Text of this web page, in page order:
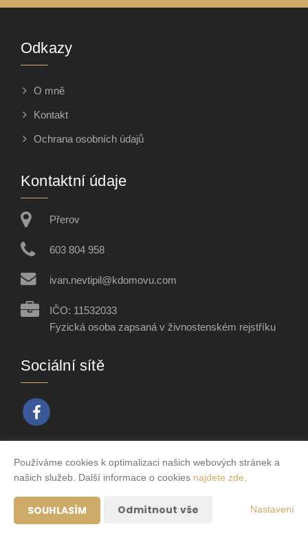
Odkazy
O mně
Kontakt
Ochrana osobních údajů
Kontaktní údaje
Přerov
603 804 958
ivan.nevtipil@kdomovu.com
IČO: 11532033
Fyzická osoba zapsaná v živnostenském rejstříku
Sociální sítě
Vytvořeno v systémuCHYTRÝ WEB MAKLÉŘE
Používáme cookies k optimalizaci našich webových stránek a
našich služeb. Další informace o cookies najdete zde
SOUHLASÍM Odmítnout vše Nastavení